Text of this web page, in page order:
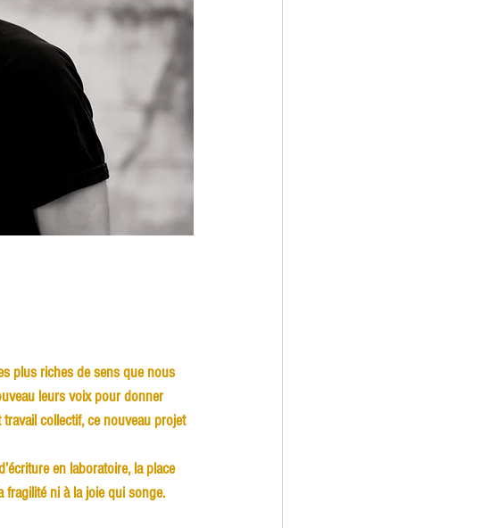
plus riches de sens que nous
leurs voix pour donner
collectif, ce nouveau projet
en laboratoire, la place
fragilité ni à la joie qui songe.